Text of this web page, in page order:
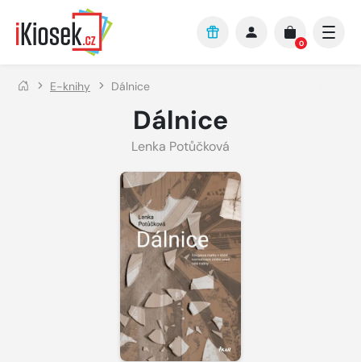
Přejít na hlavní obsah
0
E-knihy Dálnice
Dálnice
Lenka Potůčková